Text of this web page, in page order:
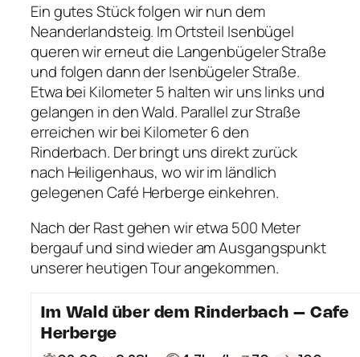
Ein gutes Stück folgen wir nun dem
Neanderlandsteig. Im Ortsteil Isenbügel
queren wir erneut die Langenbügeler Straße
und folgen dann der Isenbügeler Straße.
Etwa bei Kilometer 5 halten wir uns links und
gelangen in den Wald. Parallel zur Straße
erreichen wir bei Kilometer 6 den
Rinderbach. Der bringt uns direkt zurück
nach Heiligenhaus, wo wir im ländlich
gelegenen Café Herberge einkehren.
Nach der Rast gehen wir etwa 500 Meter
bergauf und sind wieder am Ausgangspunkt
unserer heutigen Tour angekommen.